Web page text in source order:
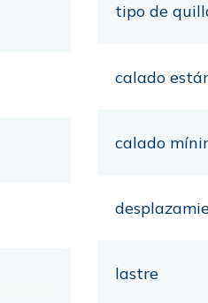
tipo de
calado
calado
lastre